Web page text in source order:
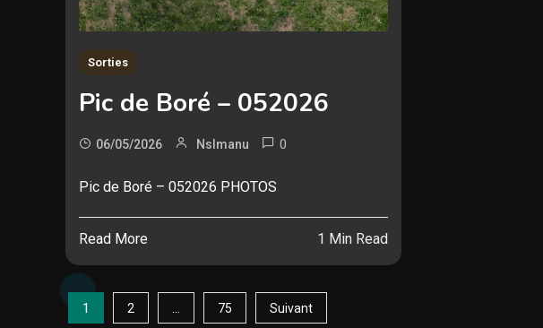
Sorties
Pic de Boré – 052026
06/05/2026 Nslmanu 0
Pic de Boré – 052026 PHOTOS
Read More 1 Min Read
Pagination
1 2 … 75 Suivant